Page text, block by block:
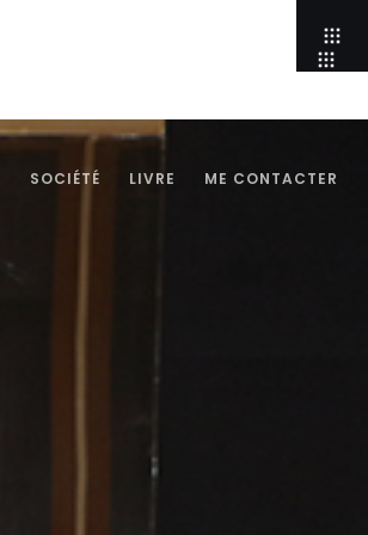
SOCIÉTÉ LIVRE ME CONTACTER